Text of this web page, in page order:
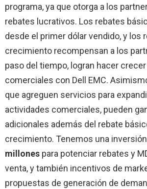
programa, ya que otorga a los
rebates lucrativos. Los rebates
desde el primer dólar vendido, y los
crecimiento recompensan a los
paso del tiempo, logran hacer
comerciales con Dell EMC.
que agreguen servicios para
actividades comerciales, pueden
adicionales además del rebate
crecimiento. Tenemos una inversión
millones para potenciar rebates y
venta, y también incentivos de
propuestas de generación de